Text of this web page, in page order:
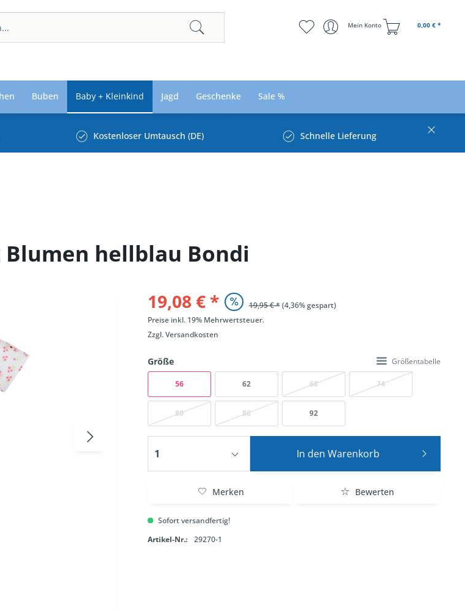
Mein Konto 0,00 € *
Buben Baby + Kleinkind Jagd Geschenke Sale %
Kostenloser Umtausch (DE) Schnelle Lieferung
hellblau Bondi
19,08 € * 19,95 € *(4,36% gespart)
Preise inkl. 19% Mehrwertsteuer.
Zzgl.Versandkosten
Größe Größentabelle
56 62 68 74
80 86 92
In den Warenkorb
Merken Bewerten
Sofort versandfertig!
Artikel-Nr.:
29270-1